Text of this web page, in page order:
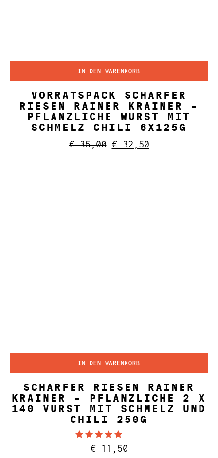
IN DEN WARENKORB
VORRATSPACK SCHARFER
RIESEN RAINER KRAINER –
PFLANZLICHE WURST MIT
SCHMELZ CHILI 6X125G
€35,00 Ursprünglicher
€ 32,50Aktueller
IN DEN WARENKORB
SCHARFER RIESEN RAINER
KRAINER – PFLANZLICHE 2 X
140 VURST MIT SCHMELZ UND
CHILI 250G
Bewertet mit
4.81
€ 11,50